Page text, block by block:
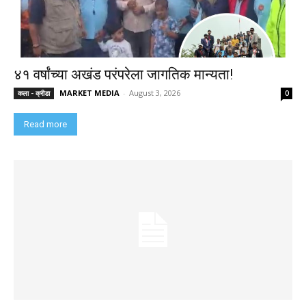
४१ वर्षांच्या अखंड परंपरेला जागतिक मान्यता!
कला - क्रीडा MARKET MEDIA - August 3, 2026 0
Read more